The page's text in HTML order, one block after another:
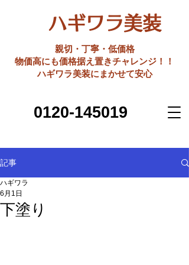
ハギワラ美装
親切・丁寧・低価格
​物価高にも価格据え置きチャレンジ！！
ハギワラ美装にまかせて安心
0120-145019
記事
下塗り
ハギワラ
6月1日